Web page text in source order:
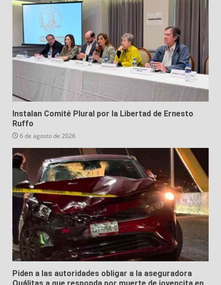
Instalan Comité Plural por la Libertad de Ernesto
Ruffo
6 de agosto de 2026
Piden a las autoridades obligar a la aseguradora